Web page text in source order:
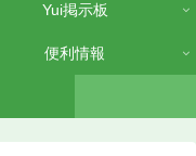
Yui掲示板
便利情報